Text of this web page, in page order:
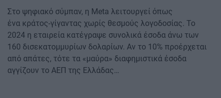
Στο ψηφιακό σύμπαν, η Meta λειτουργεί όπως
ένα κράτος-γίγαντας χωρίς θεσμούς λογοδοσίας. Το
2024 η εταιρεία κατέγραψε συνολικά έσοδα άνω των
160 δισεκατομμυρίων δολαρίων. Αν το 10% προέρχεται
από απάτες, τότε τα «μαύρα» διαφημιστικά έσοδα
αγγίζουν το ΑΕΠ της Ελλάδας…